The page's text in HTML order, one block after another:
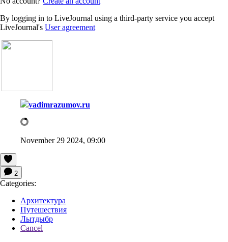
By logging in to LiveJournal using a third-party service you accept
LiveJournal's User agreement
vadimrazumov.ru
November 29 2024, 09:00
2
Categories:
Архитектура
Путешествия
Лытдыбр
Cancel